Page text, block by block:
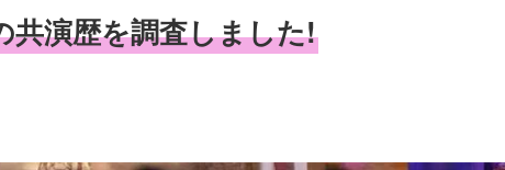
共演歴を調査しました!